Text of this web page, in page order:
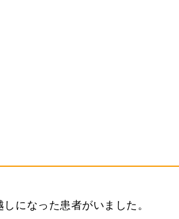
になった患者がいました。